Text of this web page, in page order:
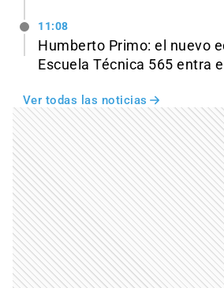
11:08
Humberto Primo: el nuevo
Escuela Técnica 565 entra
Ver todas las noticias